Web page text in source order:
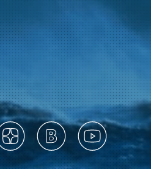
Slide